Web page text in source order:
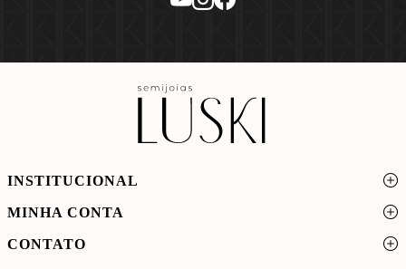
INSTITUCIONAL
MINHA CONTA
CONTATO